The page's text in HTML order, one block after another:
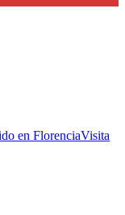
en FlorenciaVisita